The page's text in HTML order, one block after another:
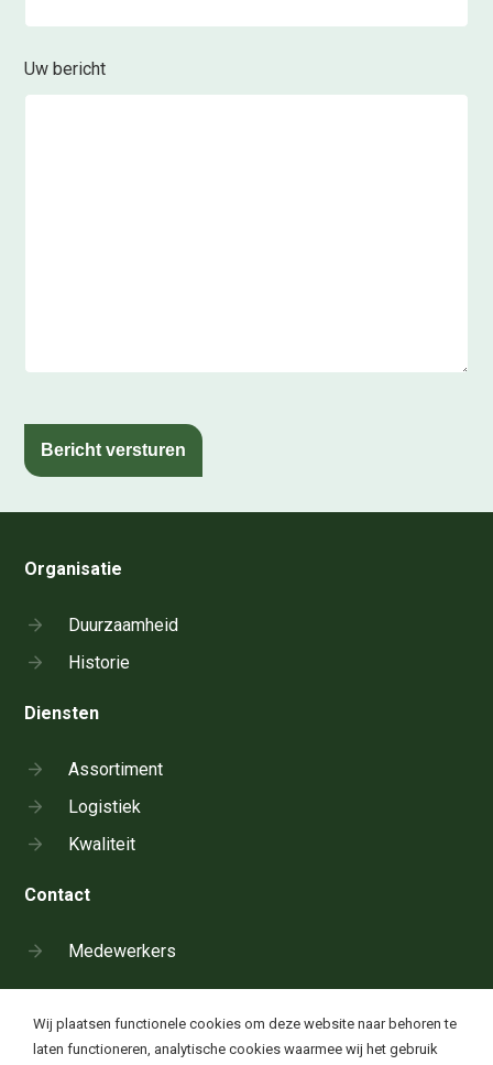
Uw bericht
Bericht versturen
Organisatie
Duurzaamheid
Historie
Diensten
Assortiment
Logistiek
Kwaliteit
Contact
Medewerkers
Neem telefonisch contact op:
Wij plaatsen functionele cookies om deze website naar behoren te
laten functioneren, analytische cookies waarmee wij het gebruik
Cookie instellingen